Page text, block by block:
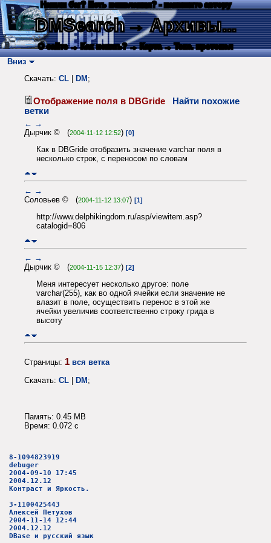
Нашли баг? Есть пожелания? - напишите автору
DMSearch→ Архивы...
О сайте → Как искать? → Карта → Текс. протокол
Вниз
Скачать: CL DM ;
Отображение поля в DBGride
Найти похожие
ветки
← →
Дырчик © (2004-11-12 12:52) [0]
Как в DBGride отобразить значение varchar поля в
несколько строк, с переносом по словам
← →
Соловьев © (2004-11-12 13:07) [1]
http://www.delphikingdom.ru/asp/viewitem.asp?
catalogid=806
← →
Дырчик © (2004-11-15 12:37) [2]
Меня интересует несколько другое: поле
varchar(255), как во одной ячейки если значение не
влазит в поле, осуществить перенос в этой же
ячейки увеличив соответственно строку грида в
высоту
Страницы: 1 вся ветка
Скачать: CL | DM;
Память: 0.45 MB
Время: 0.072 c
8-1094823919
debuger
2004-09-10 17:45
2004.12.12
Контраст и Яркость.
3-1100425443
Алексей Петухов
2004-11-14 12:44
2004.12.12
DBase и русский язык